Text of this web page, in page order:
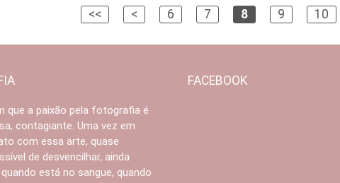
<< < 6 7 8 9 10
que a paixão pela fotografia é
contagiante. Uma vez em
com essa arte, quase
de desvencilhar, ainda
está no sangue, quando
FACEBOOK